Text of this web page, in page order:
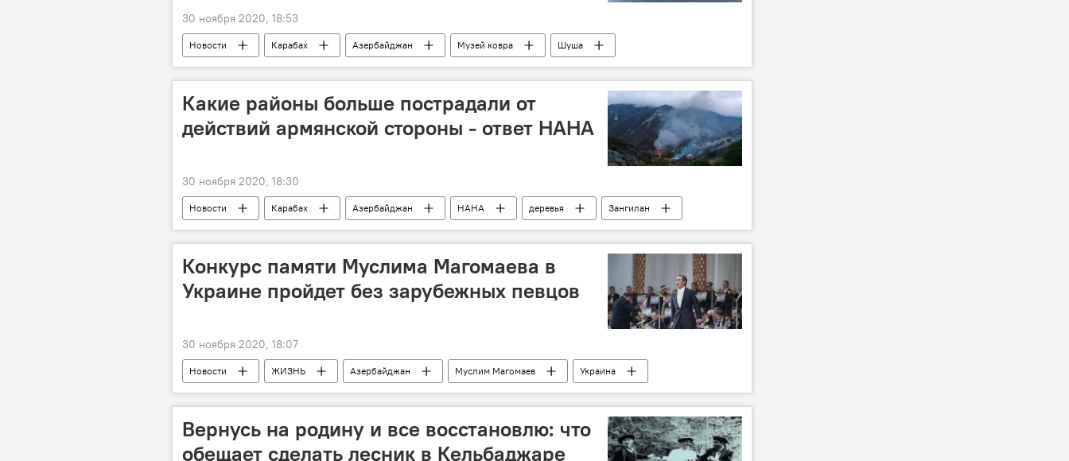
30 ноября 2020, 18:53
Новости Карабах Азербайджан Музей ковра Шуша
Какие районы больше пострадали от
действий армянской стороны - ответ НАНА
30 ноября 2020, 18:30
Новости Карабах Азербайджан НАНА деревья
Зангилан
Кельбаджар
Конкурс памяти Муслима Магомаева в
Украине пройдет без зарубежных певцов
30 ноября 2020, 18:07
Новости ЖИЗНЬ Азербайджан Муслим Магомаев
Украина
конкурс
Вокалисты
Вернусь на родину и все восстановлю: что
обещает сделать лесник в Кельбаджаре